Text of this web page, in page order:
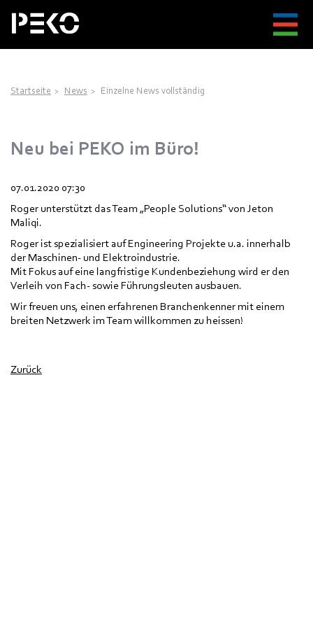
Startseite News Einzelne News vollständig
Neu bei PEKO im Büro!
07.01.2020 07:30
Roger unterstützt das Team „People Solutions“ von Jeton
Maliqi.
Roger ist spezialisiert auf Engineering Projekte u.a. innerhalb
der Maschinen- und Elektroindustrie.
Mit Fokus auf eine langfristige Kundenbeziehung wird er den
Verleih von Fach- sowie Führungsleuten ausbauen.
Wir freuen uns, einen erfahrenen Branchenkenner mit einem
breiten Netzwerk im Team willkommen zu heissen!
Zurück